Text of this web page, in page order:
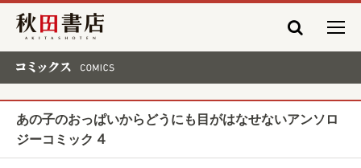
秋田書店
あの子のおっぱいからどうにも目がはなせないアンソロ
ジーコミック 4